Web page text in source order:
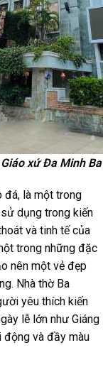
xứ Đa Minh
đá, là một trong
dụng trong kiến
và tinh tế của
trong những đặc
nên một vẻ đẹp
Nhà thờ Ba
yêu thích kiến
lễ lớn như Giáng
động và đầy màu